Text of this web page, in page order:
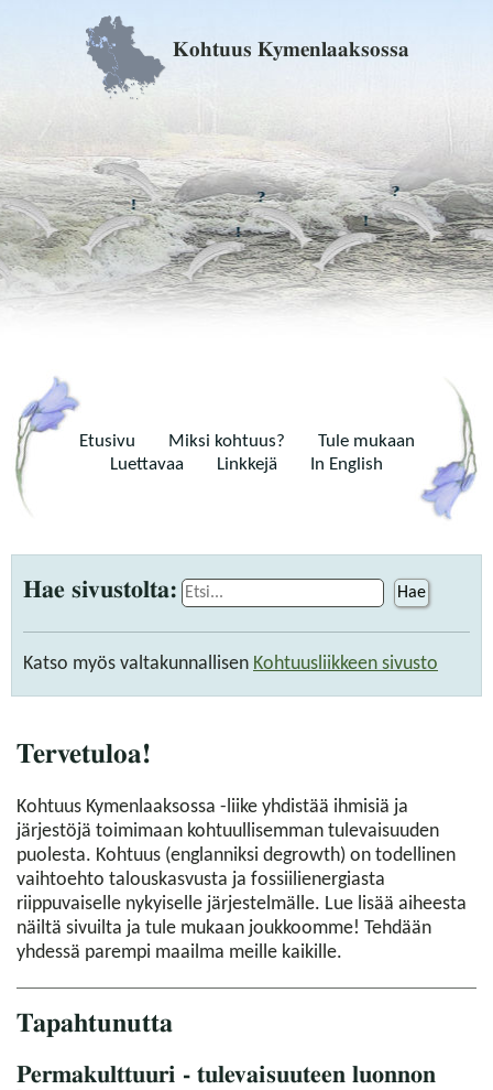
Kohtuus Kymenlaaksossa
Etusivu Miksi kohtuus?
Tule mukaan
Luettavaa
Linkkejä In English
Hae sivustolta: Hae
Katso myös valtakunnallisen Kohtuusliikkeen sivusto
Tervetuloa!
Kohtuus Kymenlaaksossa -liike yhdistää ihmisiä ja
järjestöjä toimimaan kohtuullisemman tulevaisuuden
puolesta. Kohtuus (englanniksi degrowth) on todellinen
vaihtoehto talouskasvusta ja fossiilienergiasta
riippuvaiselle nykyiselle järjestelmälle. Lue lisää aiheesta
näiltä sivuilta ja tule mukaan joukkoomme! Tehdään
yhdessä parempi maailma meille kaikille.
Tapahtunutta
Permakulttuuri - tulevaisuuteen luonnon